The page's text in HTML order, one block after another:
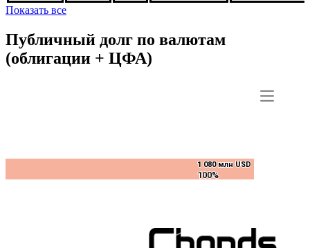
Показать все
Публичный долг по валютам
(облигации + ЦФА)
1 080 млн USD
100%
1 080 млн USD
100%